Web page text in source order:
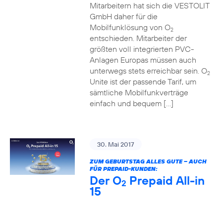
Mitarbeitern hat sich die VESTOLIT
GmbH daher für die
Mobilfunklösung von O2
entschieden. Mitarbeiter der
größten voll integrierten PVC-
Anlagen Europas müssen auch
unterwegs stets erreichbar sein. O2
Unite ist der passende Tarif, um
sämtliche Mobilfunkverträge
einfach und bequem […]
30. Mai 2017
ZUM GEBURTSTAG ALLES GUTE – AUCH
FÜR PREPAID-KUNDEN:
Der O2 Prepaid All-in
15